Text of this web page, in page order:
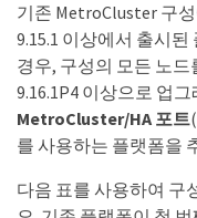
기존 MetroCluster 구
9.15.1 이상에서 출시
경우, 구성의 모든 노드
9.16.1P4 이상으로 업
MetroCluster/HA 포트
를 사용하는 플랫폼을
다음 표를 사용하여 구